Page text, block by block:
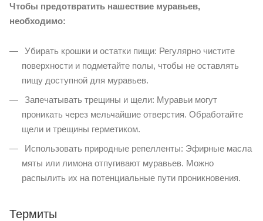
Чтобы предотвратить нашествие муравьев,
необходимо:
Убирать крошки и остатки пищи: Регулярно чистите
поверхности и подметайте полы, чтобы не оставлять
пищу доступной для муравьев.
Запечатывать трещины и щели: Муравьи могут
проникать через мельчайшие отверстия. Обработайте
щели и трещины герметиком.
Использовать природные репелленты: Эфирные масла
мяты или лимона отпугивают муравьев. Можно
распылить их на потенциальные пути проникновения.
Термиты